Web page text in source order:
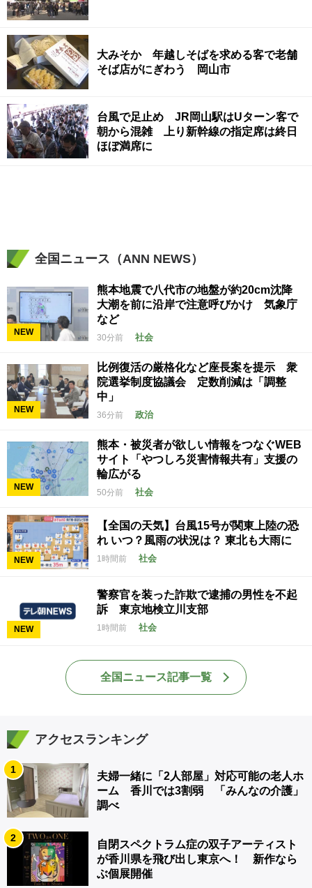
大みそか 年越しそばを求める客で老舗
そば店がにぎわう 岡山市
台風で足止め JR岡山駅はUターン客で
朝から混雑 上り新幹線の指定席は終日
ほぼ満席に
全国ニュース（ANN NEWS）
NEW
熊本地震で八代市の地盤が約20cm沈降
大潮を前に沿岸で注意呼びかけ 気象庁
など
30分前 社会
NEW
比例復活の厳格化など座長案を提示 衆
院選挙制度協議会 定数削減は「調整
中」
36分前 政治
NEW
熊本・被災者が欲しい情報をつなぐWEB
サイト「やつしろ災害情報共有」支援の
輪広がる
50分前 社会
NEW
【全国の天気】台風15号が関東上陸の恐
れ いつ？風雨の状況は？ 東北も大雨に
1時間前 社会
NEW
警察官を装った詐欺で逮捕の男性を不起
訴 東京地検立川支部
1時間前 社会
全国ニュース記事一覧
アクセスランキング
1
夫婦一緒に「2人部屋」対応可能の老人ホ
ーム 香川では3割弱 「みんなの介護」
調べ
2
自閉スペクトラム症の双子アーティスト
が香川県を飛び出し東京へ！ 新作なら
ぶ個展開催